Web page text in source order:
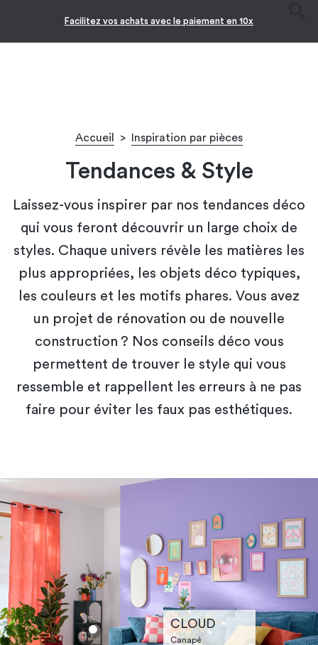
Facilitez vos achats avec le paiement en 10x
Accueil > Inspiration par pièces
Tendances & Style
Laissez-vous inspirer par nos tendances déco
qui vous feront découvrir un large choix de
styles. Chaque univers révèle les matières les
plus appropriées, les objets déco typiques,
les couleurs et les motifs phares. Vous avez
un projet de rénovation ou de nouvelle
construction ? Nos conseils déco vous
permettent de trouver le style qui vous
ressemble et rappellent les erreurs à ne pas
faire pour éviter les faux pas esthétiques.
CLOUD
Canapé